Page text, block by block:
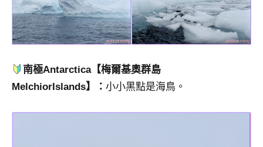
南極Antarctica【梅爾基奧群島
MelchiorIslands】： 小小黑點是海鳥。